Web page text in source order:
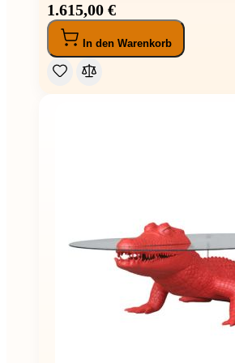
1.615,00 €
In den Warenkorb